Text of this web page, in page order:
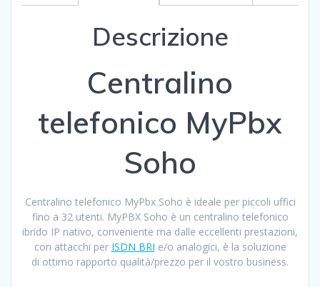
Descrizione
Centralino
telefonico MyPbx
Soho
Centralino telefonico MyPbx Soho è ideale per piccoli uffici
fino a 32 utenti. MyPBX Soho è un centralino telefonico
ibrido IP nativo, conveniente ma dalle eccellenti prestazioni,
con attacchi per ISDN BRI e/o analogici, è la soluzione
di ottimo rapporto qualità/prezzo per il vostro business.